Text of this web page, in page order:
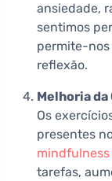
ansiedade,
sentimos
permite-nos
reflexão.
Melhoria
Os
presentes
mindfulness
tarefas,